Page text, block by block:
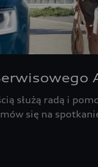
służą radą i
się na